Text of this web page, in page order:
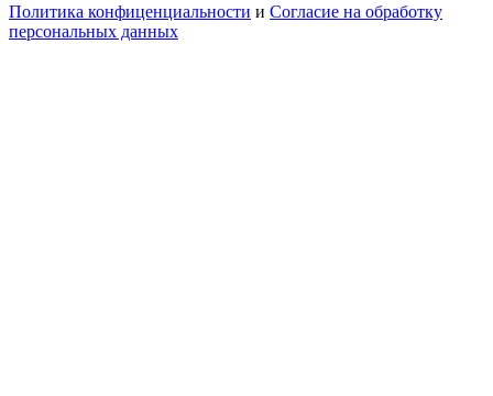
Политика конфиценциальности и Согласие на обработку
персональных данных